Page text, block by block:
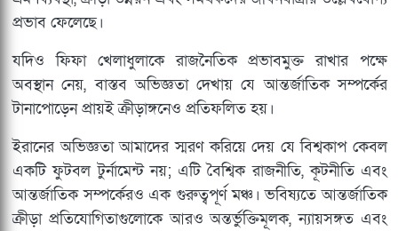
প্রভাব ফেলেছে।
যদিও ফিফা খেলাধুলাকে রাজনৈতিক প্রভাবমুক্ত রাখার পক্ষে
অবস্থান নেয়, বাস্তব অভিজ্ঞতা দেখায় যে আন্তর্জাতিক সম্পর্কের
টানাপোড়েন প্রায়ই ক্রীড়াঙ্গনেও প্রতিফলিত হয়।
ইরানের অভিজ্ঞতা আমাদের স্মরণ করিয়ে দেয় যে বিশ্বকাপ কেবল
একটি ফুটবল টুর্নামেন্ট নয়; এটি বৈশ্বিক রাজনীতি, কূটনীতি এবং
আন্তর্জাতিক সম্পর্কেরও এক গুরুত্বপূর্ণ মঞ্চ। ভবিষ্যতে আন্তর্জাতিক
ক্রীড়া প্রতিযোগিতাগুলোকে আরও অন্তর্ভুক্তিমূলক, ন্যায়সঙ্গত এবং